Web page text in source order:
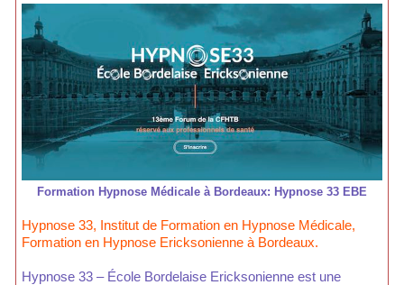
Formation Hypnose Médicale à Bordeaux: Hypnose 33 EBE
Hypnose 33, Institut de Formation en Hypnose Médicale,
Formation en Hypnose Ericksonienne à Bordeaux.
Hypnose 33 – École Bordelaise Ericksonienne est une